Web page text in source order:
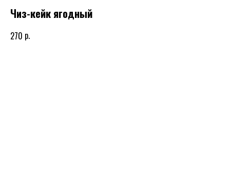
Чиз-кейк ягодный
270 р.